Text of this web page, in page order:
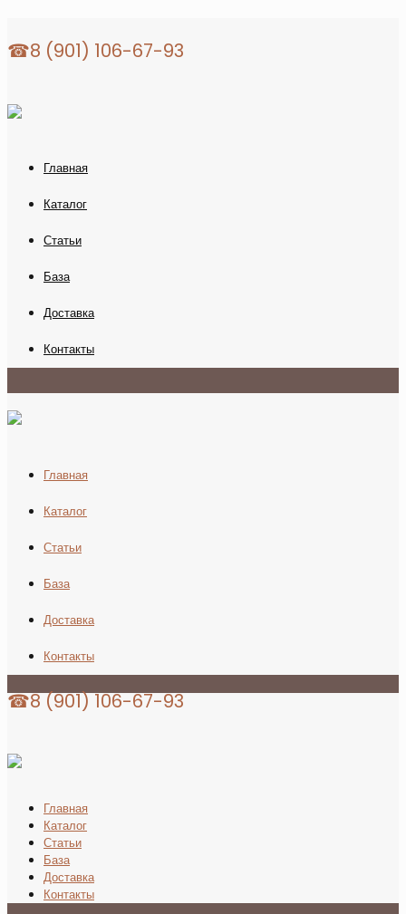
☎8 (901) 106-67-93
Главная
Каталог
Статьи
База
Доставка
Контакты
Главная
Каталог
Статьи
База
Доставка
Контакты
☎8 (901) 106-67-93
Главная
Каталог
Статьи
База
Доставка
Контакты